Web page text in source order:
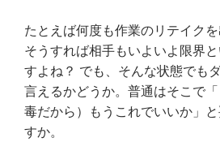
たとえば何度も作業のリテイクを
そうすれば相手もいよいよ限界
すよね？ でも、そんな状態でも
言えるかどうか。普通はそこで
毒だから）もうこれでいいか」
すか。